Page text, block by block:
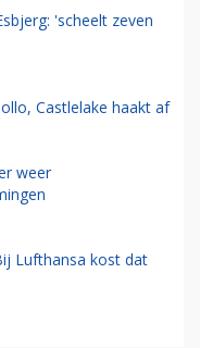
'scheelt zeven
Castlelake haakt af
weer
Lufthansa kost dat